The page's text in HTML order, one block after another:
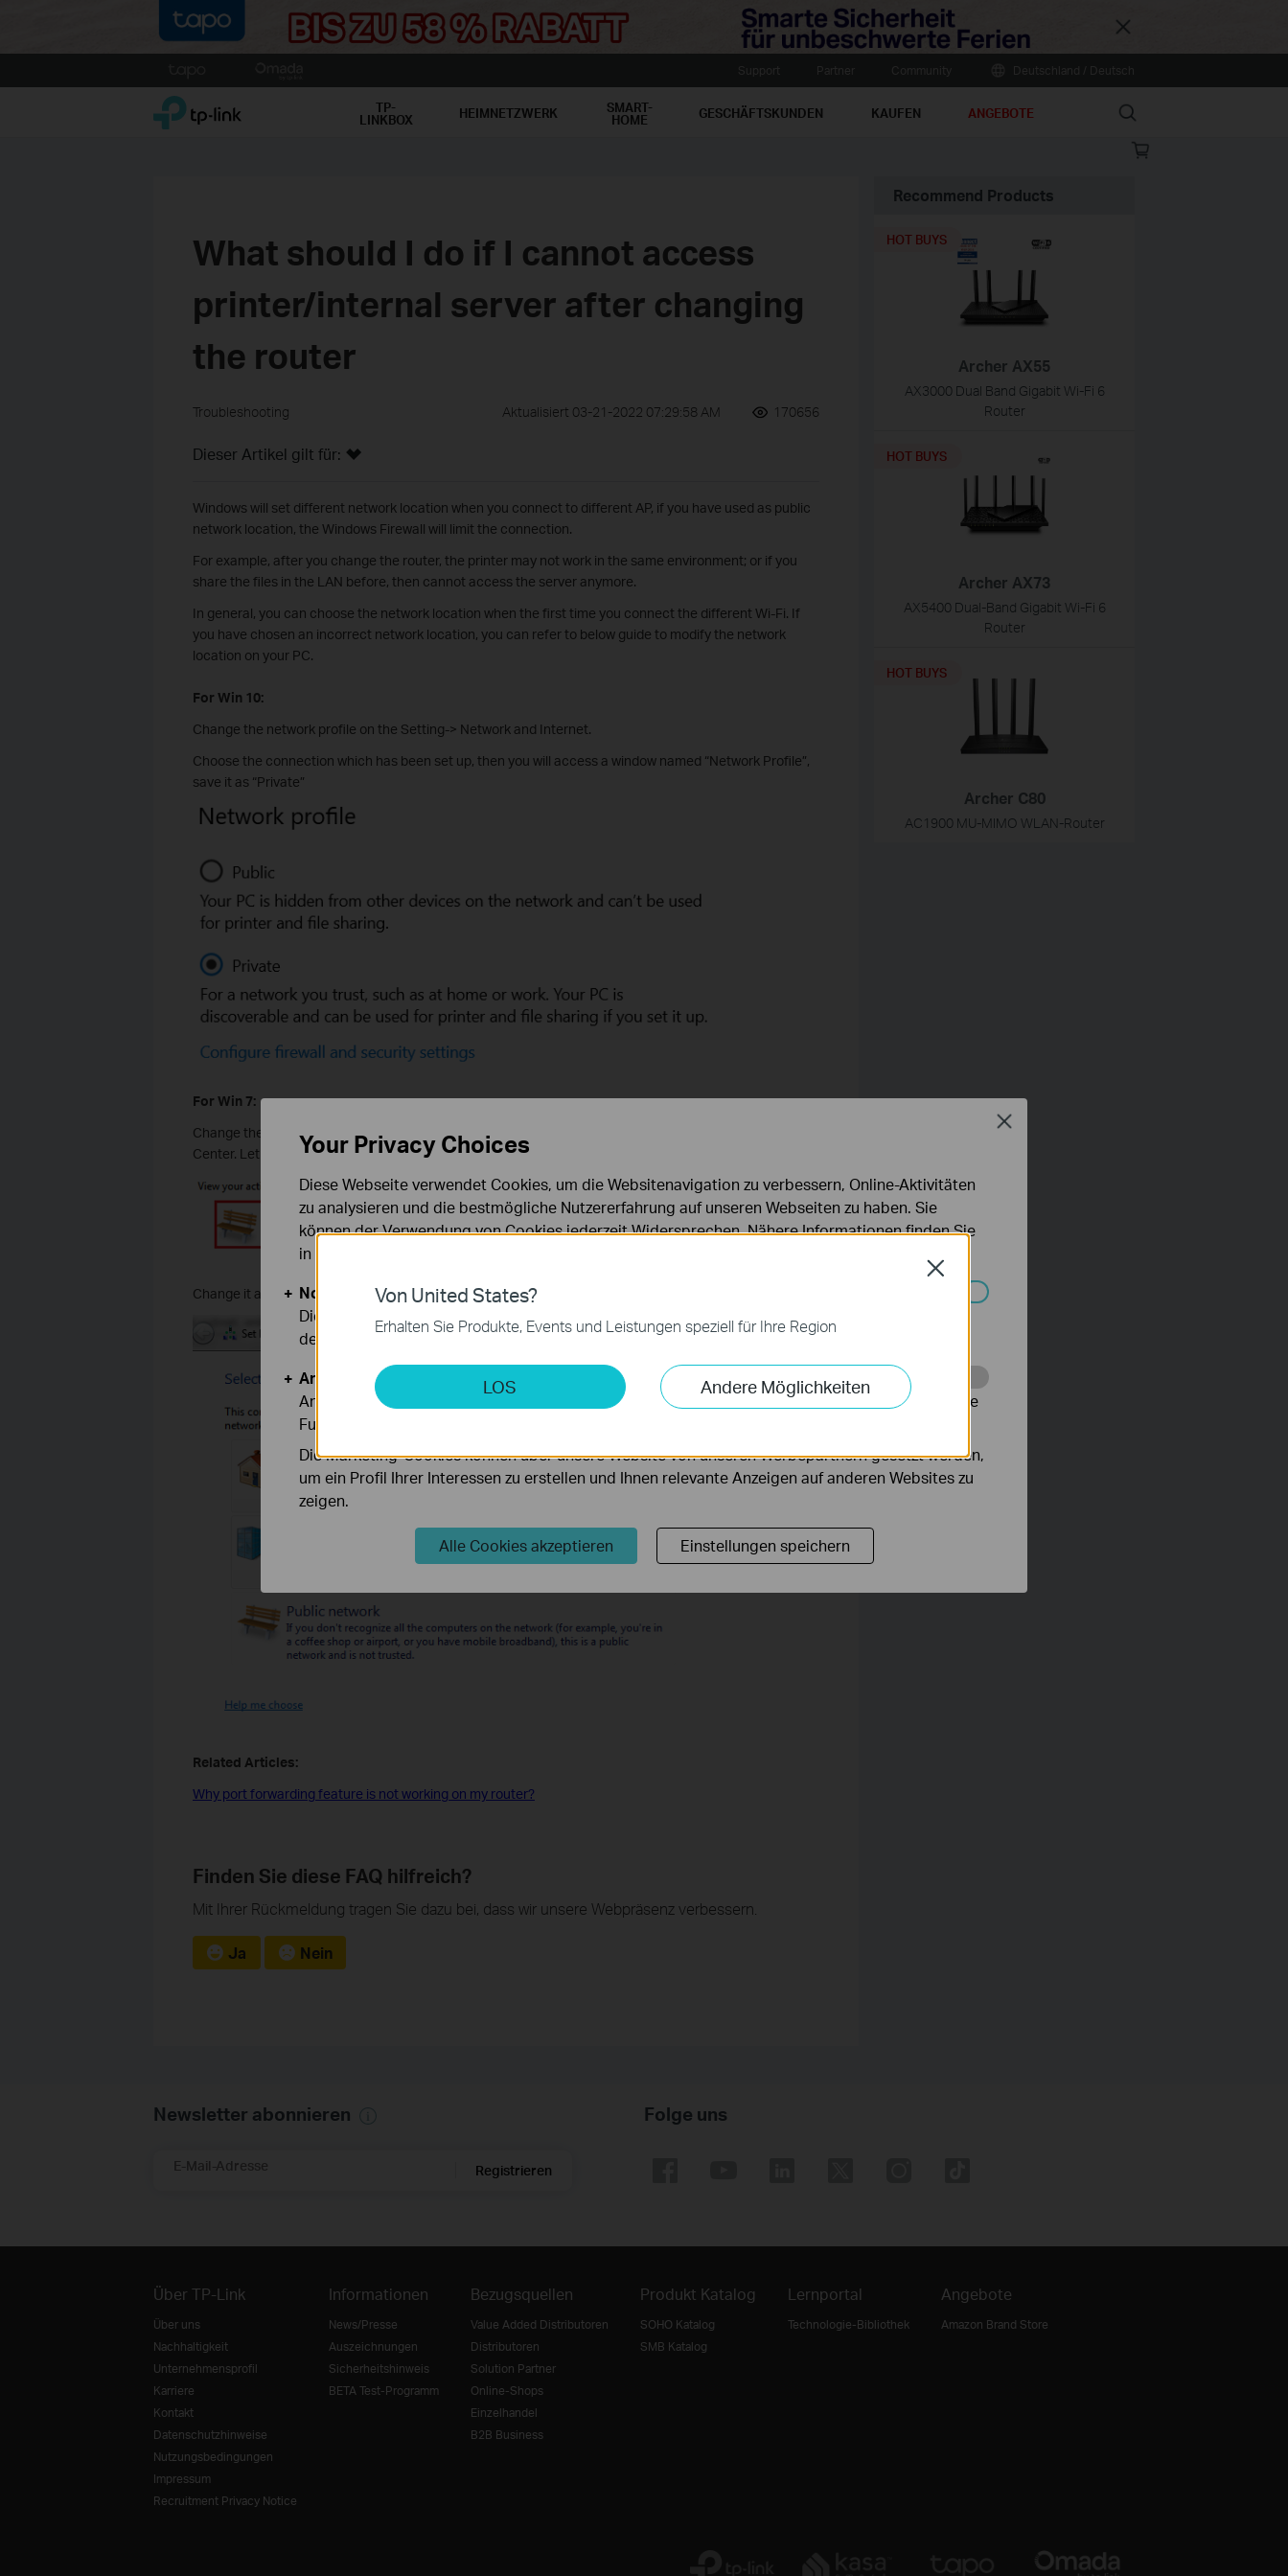
Close
to
TP-Link, Reliably Smart TP-
LINKBOX HEIMNETZWERK SMART-
HOME GESCHÄFTSKUNDEN KAUFEN ANGEBOTE Search
Online
What should I do if I cannot access
printer/internal server after changing
the router
Troubleshooting Aktualisiert 03-21-2022 07:29:58 AM 170656
Dieser Artikel gilt für:
Windows will set different network location when you connect to different AP, if you have used as public
network location, the Windows Firewall will limit the connection.
For example, after you change the router, the printer may not work in the same environment; or if you
share the files in the LAN before, then cannot access the server anymore.
In general, you can choose the network location when the first time you connect the different Wi-Fi. If
you have chosen an incorrect network location, you can refer to below guide to modify the network
location on your PC.
For Win 10:
Change the network profile on the Setting-> Network and Internet.
Choose the connection which has been set up, then you will access a window named “Network Profile”,
save it as “Private”
For Win 7:
Change the connection type on the Control Panel-> Network and Internet-> Network and Sharing
Center. Let it works in the same home group.
Change it as “Home Network”.
Related Articles:
Why port forwarding feature is not working on my router?
Finden Sie diese FAQ hilfreich?
Mit Ihrer Rückmeldung tragen Sie dazu bei, dass wir unsere Webpräsenz verbessern.
Ja Nein
Recommend Products
Archer AX55
AX3000 Dual Band Gigabit Wi-Fi 6
Router
HOT BUYS
Archer AX73
AX5400 Dual-Band Gigabit Wi-Fi 6
Router
HOT BUYS
Archer C80
AC1900 MU-MIMO WLAN-Router
HOT BUYS
Newsletter abonnieren
E-Mail-Adresse Registrieren
Folge uns
Über TP-Link
Über uns
Nachhaltigkeit
Unternehmensprofil
Karriere
Kontakt
Datenschutzhinweise
Nutzungsbedingungen
Impressum
Recruitment Privacy Notice
Informationen
News/Presse
Auszeichnungen
Sicherheitshinweis
BETA Test-Programm
Bezugsquellen
Value Added Distributoren
Distributoren
Solution Partner
Online-Shops
Einzelhandel
B2B Business
Produkt Katalog
SOHO Katalog
SMB Katalog
Lernportal
Technologie-Bibliothek
Angebote
Amazon Brand Store
Von United States?
Erhalten Sie Produkte, Events und Leistungen speziell für Ihre Region
LOS Andere Möglichkeiten
Close
Your Privacy Choices
Diese Webseite verwendet Cookies, um die Websitenavigation zu verbessern, Online-Aktivitäten
zu analysieren und die bestmögliche Nutzererfahrung auf unseren Webseiten zu haben. Sie
können der Verwendung von Cookies jederzeit Widersprechen. Nähere Informationen finden Sie
in unseren
Notwendige Cookies
Diese Cookies sind zur Funktion der Website erforderlich und können in Ihren Systemen nicht
deaktiviert werden.
Analyse- und Marketing-Cookies
Analyse-Cookies ermöglichen es uns, Ihre Aktivitäten auf unserer Website zu analysieren, um die
Funktionsweise unserer Website zu verbessern und anzupassen.
Die Marketing-Cookies können über unsere Website von unseren Werbepartnern gesetzt werden,
um ein Profil Ihrer Interessen zu erstellen und Ihnen relevante Anzeigen auf anderen Websites zu
zeigen.
Alle Cookies akzeptieren Einstellungen speichern
Close